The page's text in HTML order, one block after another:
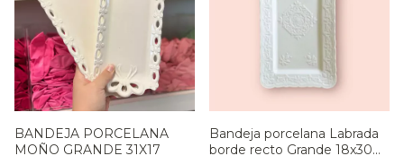
BANDEJA PORCELANA
MOÑO GRANDE 31X17
Bandeja porcelana Labrada
borde recto Grande 18x30